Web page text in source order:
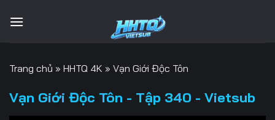
qua
Trang chủ » HHTQ 4K » Vạn Giới Độc Tôn
Vạn Giới Độc Tôn - Tập 340 - Vietsub